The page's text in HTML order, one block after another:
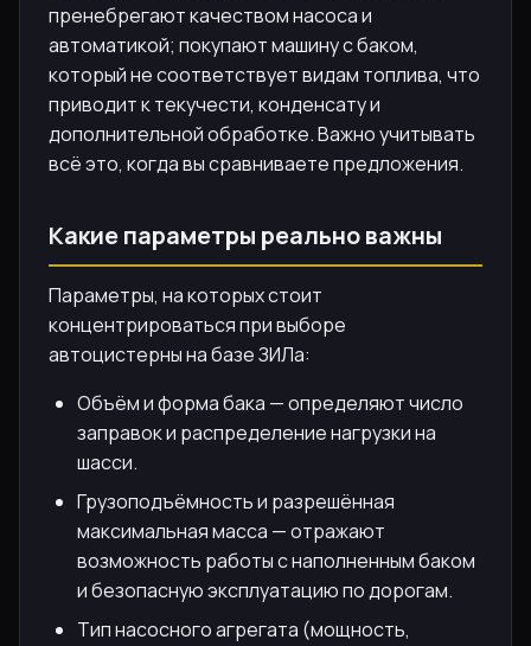
пренебрегают качеством насоса и
автоматикой; покупают машину с баком,
который не соответствует видам топлива, что
приводит к текучести, конденсату и
дополнительной обработке. Важно учитывать
всё это, когда вы сравниваете предложения.
Какие параметры реально важны
Параметры, на которых стоит
концентрироваться при выборе
автоцистерны на базе ЗИЛа:
Объём и форма бака — определяют число
заправок и распределение нагрузки на
шасси.
Грузоподъёмность и разрешённая
максимальная масса — отражают
возможность работы с наполненным баком
и безопасную эксплуатацию по дорогам.
Тип насосного агрегата (мощность,